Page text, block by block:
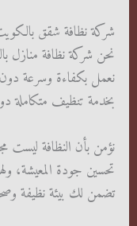
شركة نظافة شقق
نحن شركة نظافة منازل
نعمل بكفاءة وسرعة دون
بخدمة تنظيف متكاملة
نؤمن بأن النظافة
تحسين جودة المعيشة،
تضمن لك بيئة نظيفة